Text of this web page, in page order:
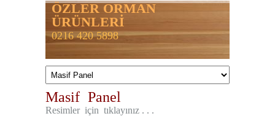
ÖZLER ORMAN
ÜRÜNLERİ
0216 420 5898
Masif Panel
Resimler için tıklayınız . . .